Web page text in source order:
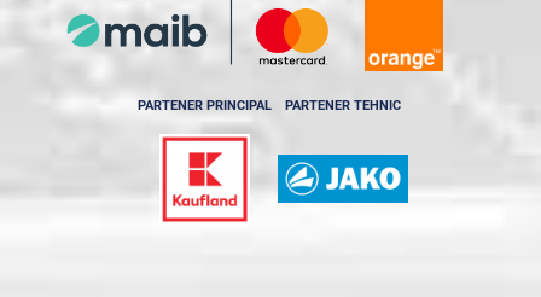
PARTENER PRINCIPAL PARTENER TEHNIC